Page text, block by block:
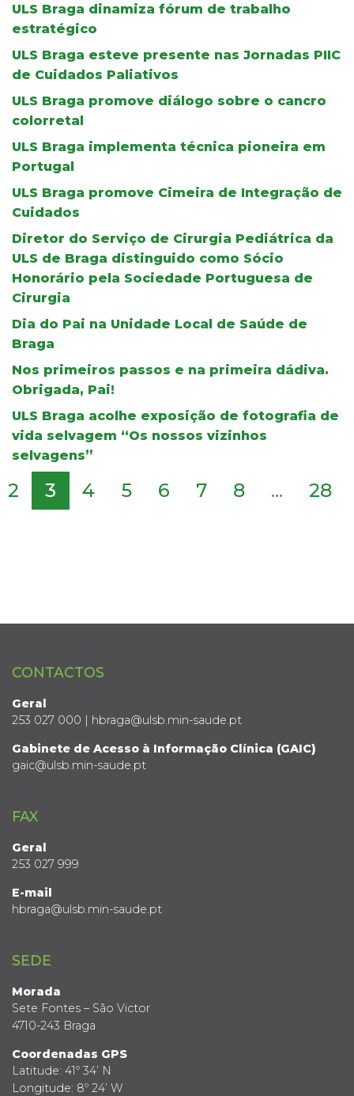
ULS Braga dinamiza fórum de trabalho
estratégico
ULS Braga esteve presente nas Jornadas PIIC
de Cuidados Paliativos
ULS Braga promove diálogo sobre o cancro
colorretal
ULS Braga implementa técnica pioneira em
Portugal
ULS Braga promove Cimeira de Integração de
Cuidados
Diretor do Serviço de Cirurgia Pediátrica da
ULS de Braga distinguido como Sócio
Honorário pela Sociedade Portuguesa de
Cirurgia
Dia do Pai na Unidade Local de Saúde de
Braga
Nos primeiros passos e na primeira dádiva.
Obrigada, Pai!
ULS Braga acolhe exposição de fotografia de
vida selvagem “Os nossos vizinhos
selvagens”
2 3 4 5 6 7 8 ... 28
CONTACTOS
Geral
253 027 000 | hbraga@ulsb.min-saude.pt
Gabinete de Acesso à Informação Clínica (GAIC)
gaic@ulsb.min-saude.pt
FAX
Geral
253 027 999
E-mail
hbraga@ulsb.min-saude.pt
SEDE
Morada
Sete Fontes – São Victor
4710-243 Braga
Coordenadas GPS
Latitude: 41º 34’ N
Longitude: 8º 24’ W